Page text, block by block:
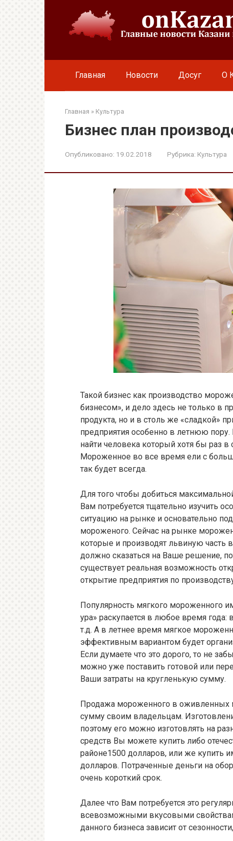
Главная Новости Досуг О
Главная » Культура
Бизнес план
Опубликовано: 19.02.2018 Рубрика: Культура
Такой бизнес как производство
бизнесом», и дело здесь не только в
продукта, но и в столь же «сладкой»
предприятия особенно в летнюю
найти человека который хотя бы раз
Мороженное во все время ели с
так будет всегда.
Для того чтобы добиться
Вам потребуется тщательно изучить
ситуацию на рынке и основательно
мороженого. Сейчас на рынке
которые и производят львиную часть
должно сказаться на Ваше решение,
существует реальная возможность
открытие предприятия по
Популярность мягкого мороженного
ура» раскупается в любое время года:
т.д. А в летнее время мягкое
эффективным вариантом будет
Если думаете что это дорого, то не
можно уже поставить готовой или
Ваши затраты на кругленькую сумму.
Продажа мороженного в оживленных
сумму своим владельцам.
поэтому его можно изготовлять на
средств Вы можете купить либо
районе1500 долларов, или же купить
долларов. Потраченные деньги на
очень короткий срок.
Далее что Вам потребуется это
всевозможными вкусовыми
данного бизнеса зависит от